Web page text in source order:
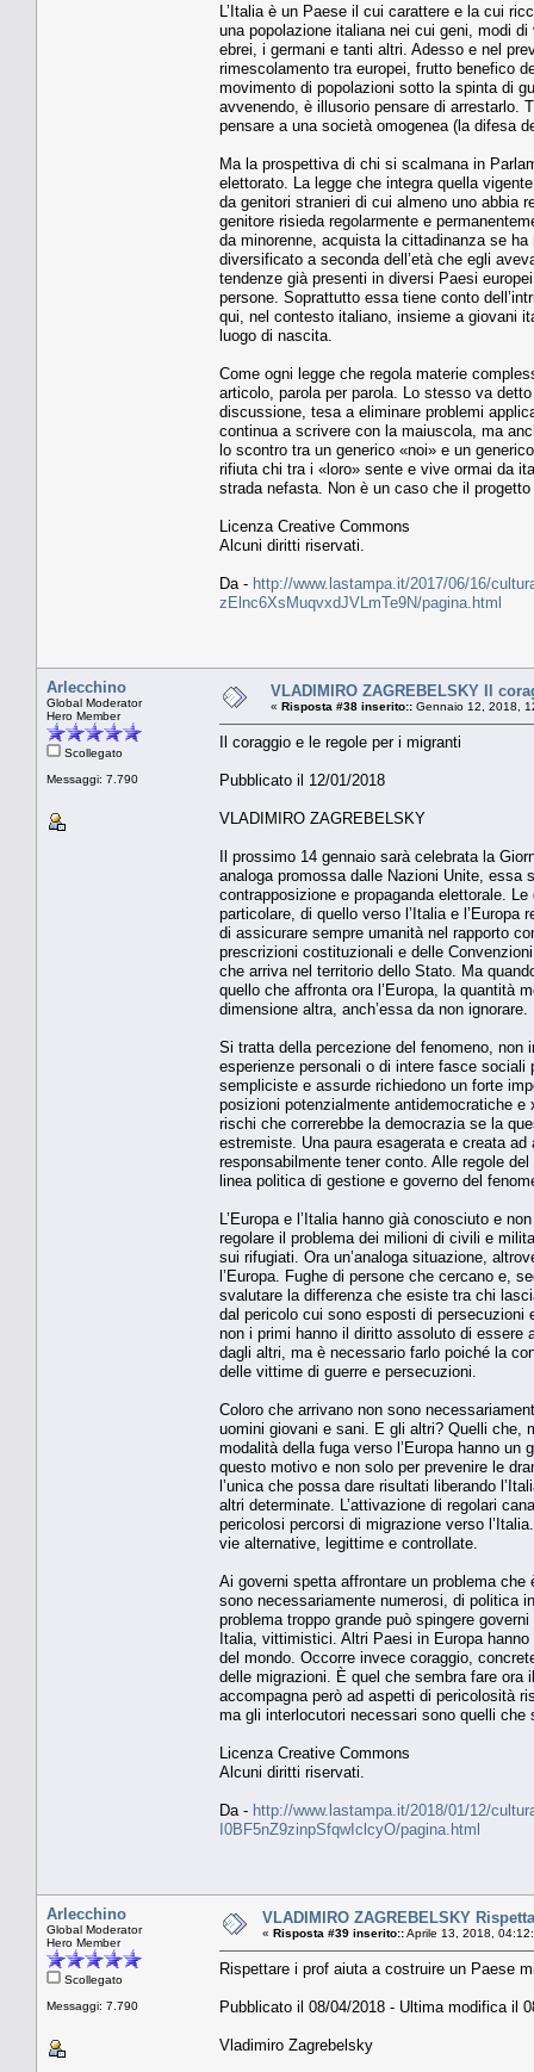
L’Italia è un Paese il cui carattere e la cui
una popolazione italiana nei cui geni, modi
ebrei, i germani e tanti altri. Adesso e nel
rimescolamento tra europei, frutto benefico
movimento di popolazioni sotto la spinta di
avvenendo, è illusorio pensare di arrestarlo.
pensare a una società omogenea (la difesa
Ma la prospettiva di chi si scalmana in
elettorato. La legge che integra quella
da genitori stranieri di cui almeno uno abbia
genitore risieda regolarmente e
da minorenne, acquista la cittadinanza se
diversificato a seconda dell’età che egli
tendenze già presenti in diversi Paesi
persone. Soprattutto essa tiene conto
qui, nel contesto italiano, insieme a giovani
luogo di nascita.
Come ogni legge che regola materie
articolo, parola per parola. Lo stesso va
discussione, tesa a eliminare problemi
continua a scrivere con la maiuscola, ma
lo scontro tra un generico «noi» e un
rifiuta chi tra i «loro» sente e vive ormai da
strada nefasta. Non è un caso che il
Licenza Creative Commons
Alcuni diritti riservati.
Da - http://www.lastampa.it/2017/06/16/
zElnc6XsMuqvxdJVLmTe9N/pagina.html
Arlecchino
Global Moderator
Hero Member
Scollegato
Messaggi: 7.790
VLADIMIRO ZAGREBELSKY Il
« Risposta #38 inserito:: Gennaio 12, 2018,
Il coraggio e le regole per i migranti
Pubblicato il 12/01/2018
VLADIMIRO ZAGREBELSKY
Il prossimo 14 gennaio sarà celebrata la
analoga promossa dalle Nazioni Unite, essa
contrapposizione e propaganda elettorale.
particolare, di quello verso l’Italia e
di assicurare sempre umanità nel rapporto
prescrizioni costituzionali e delle
che arriva nel territorio dello Stato. Ma
quello che affronta ora l’Europa, la quantità
dimensione altra, anch’essa da non ignorare.
Si tratta della percezione del fenomeno, non
esperienze personali o di intere fasce sociali
sempliciste e assurde richiedono un forte
posizioni potenzialmente antidemocratiche
rischi che correrebbe la democrazia se la
estremiste. Una paura esagerata e creata
responsabilmente tener conto. Alle regole
linea politica di gestione e governo del
L’Europa e l’Italia hanno già conosciuto e
regolare il problema dei milioni di civili e
sui rifugiati. Ora un’analoga situazione,
l’Europa. Fughe di persone che cercano e,
svalutare la differenza che esiste tra chi
dal pericolo cui sono esposti di
non i primi hanno il diritto assoluto di
dagli altri, ma è necessario farlo poiché la
delle vittime di guerre e persecuzioni.
Coloro che arrivano non sono
uomini giovani e sani. E gli altri? Quelli che,
modalità della fuga verso l’Europa hanno
questo motivo e non solo per prevenire le
l’unica che possa dare risultati liberando
altri determinate. L’attivazione di regolari
pericolosi percorsi di migrazione verso
vie alternative, legittime e controllate.
Ai governi spetta affrontare un problema
sono necessariamente numerosi, di politica
problema troppo grande può spingere
Italia, vittimistici. Altri Paesi in Europa
del mondo. Occorre invece coraggio,
delle migrazioni. È quel che sembra fare
accompagna però ad aspetti di pericolosità
ma gli interlocutori necessari sono quelli
Licenza Creative Commons
Alcuni diritti riservati.
Da - http://www.lastampa.it/2018/01/12/
I0BF5nZ9zinpSfqwIclcyO/pagina.html
Arlecchino
Global Moderator
Hero Member
Scollegato
Messaggi: 7.790
VLADIMIRO ZAGREBELSKY
« Risposta #39 inserito::Aprile 13, 2018,
Rispettare i prof aiuta a costruire un Paese
Pubblicato il 08/04/2018 - Ultima modifica il
Vladimiro Zagrebelsky